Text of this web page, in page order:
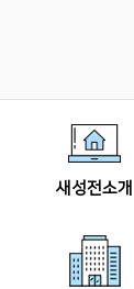
새성전소개